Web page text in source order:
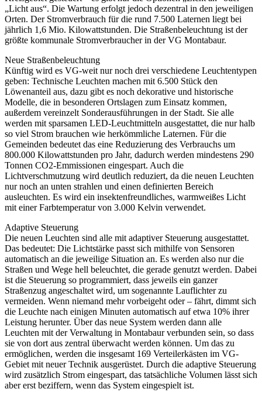
„Licht aus“. Die Wartung erfolgt jedoch dezentral in den jeweiligen
Orten. Der Stromverbrauch für die rund 7.500 Laternen liegt bei
jährlich 1,6 Mio. Kilowattstunden. Die Straßenbeleuchtung ist der
größte kommunale Stromverbraucher in der VG Montabaur.
Neue Straßenbeleuchtung
Künftig wird es VG-weit nur noch drei verschiedene Leuchtentypen
geben: Technische Leuchten machen mit 6.500 Stück den
Löwenanteil aus, dazu gibt es noch dekorative und historische
Modelle, die in besonderen Ortslagen zum Einsatz kommen,
außerdem vereinzelt Sonderausführungen in der Stadt. Sie alle
werden mit sparsamen LED-Leuchtmitteln ausgestattet, die nur halb
so viel Strom brauchen wie herkömmliche Laternen. Für die
Gemeinden bedeutet das eine Reduzierung des Verbrauchs um
800.000 Kilowattstunden pro Jahr, dadurch werden mindestens 290
Tonnen CO2-Emmissionen eingespart. Auch die
Lichtverschmutzung wird deutlich reduziert, da die neuen Leuchten
nur noch an unten strahlen und einen definierten Bereich
ausleuchten. Es wird ein insektenfreundliches, warmweißes Licht
mit einer Farbtemperatur von 3.000 Kelvin verwendet.
Adaptive Steuerung
Die neuen Leuchten sind alle mit adaptiver Steuerung ausgestattet.
Das bedeutet: Die Lichtstärke passt sich mithilfe von Sensoren
automatisch an die jeweilige Situation an. Es werden also nur die
Straßen und Wege hell beleuchtet, die gerade genutzt werden. Dabei
ist die Steuerung so programmiert, dass jeweils ein ganzer
Straßenzug angeschaltet wird, um sogenannte Lauflichter zu
vermeiden. Wenn niemand mehr vorbeigeht oder – fährt, dimmt sich
die Leuchte nach einigen Minuten automatisch auf etwa 10% ihrer
Leistung herunter. Über das neue System werden dann alle
Leuchten mit der Verwaltung in Montabaur verbunden sein, so dass
sie von dort aus zentral überwacht werden können. Um das zu
ermöglichen, werden die insgesamt 169 Verteilerkästen im VG-
Gebiet mit neuer Technik ausgerüstet. Durch die adaptive Steuerung
wird zusätzlich Strom eingespart, das tatsächliche Volumen lässt sich
aber erst beziffern, wenn das System eingespielt ist.